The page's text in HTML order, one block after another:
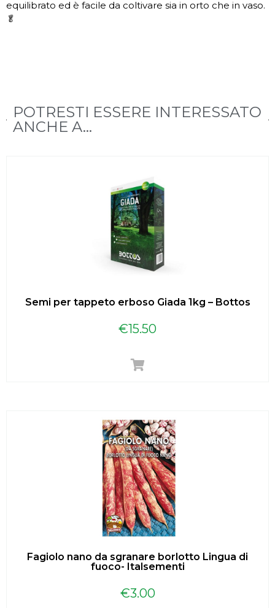
equilibrato ed è facile da coltivare sia in orto che in vaso.
🥬
POTRESTI ESSERE INTERESSATO
ANCHE A...
Semi per tappeto erboso Giada 1kg – Bottos
€15.50
Fagiolo nano da sgranare borlotto Lingua di
fuoco- Italsementi
€3.00